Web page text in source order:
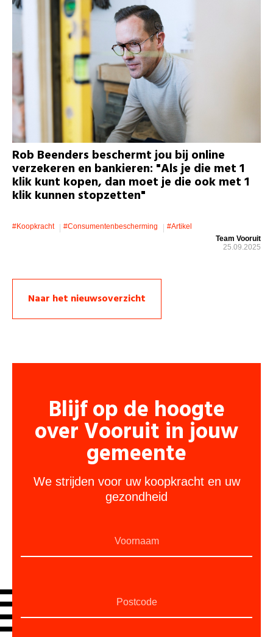
Rob Beenders beschermt jou bij online
verzekeren en bankieren: "Als je die met 1
klik kunt kopen, dan moet je die ook met 1
klik kunnen stopzetten"
#koopkracht #consumentenbescherming
#artikel
Team Vooruit
25.09.2025
Naar het nieuwsoverzicht
Blijf op de hoogte
over Vooruit in jouw
gemeente
We strijden voor uw koopkracht en uw
gezondheid